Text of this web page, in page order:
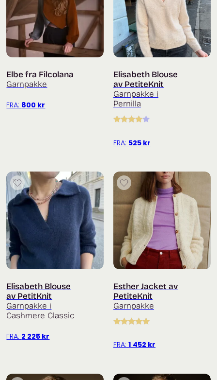
Elbe fra Filcolana
Garnpakke
FRA: 800 kr
Elisabeth Blouse
av PetiteKnit
Garnpakke i
Pernilla
4.00 av 5
FRA: 525 kr
Elisabeth Blouse
av PetitKnit
Garnpakke i
Cashmere Classic
FRA: 2 225 kr
Esther Jacket av
PetiteKnit
Garnpakke
av 5
FRA: 1 452 kr